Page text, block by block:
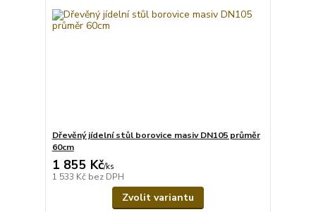
Dřevěný jídelní stůl borovice masiv DN105 průměr
60cm
1 855 Kč/ks
1 533 Kč bez DPH
Zvolit variantu